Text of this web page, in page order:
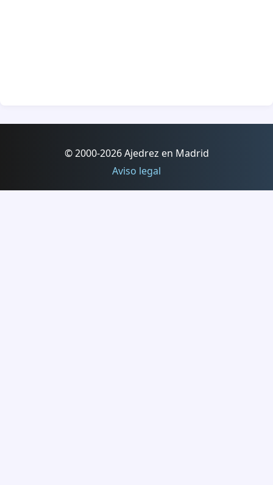
© 2000-2026 Ajedrez en Madrid
Aviso legal